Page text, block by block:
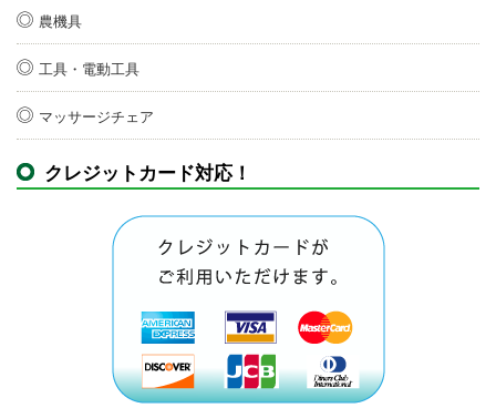
農機具
工具・電動工具
マッサージチェア
クレジットカード対応！